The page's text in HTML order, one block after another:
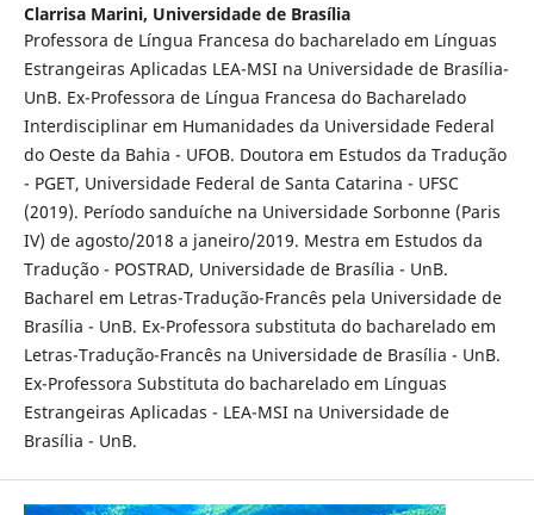
Clarrisa Marini, Universidade de Brasília
Professora de Língua Francesa do bacharelado em Línguas
Estrangeiras Aplicadas LEA-MSI na Universidade de Brasília-
UnB. Ex-Professora de Língua Francesa do Bacharelado
Interdisciplinar em Humanidades da Universidade Federal
do Oeste da Bahia - UFOB. Doutora em Estudos da Tradução
- PGET, Universidade Federal de Santa Catarina - UFSC
(2019). Período sanduíche na Universidade Sorbonne (Paris
IV) de agosto/2018 a janeiro/2019. Mestra em Estudos da
Tradução - POSTRAD, Universidade de Brasília - UnB.
Bacharel em Letras-Tradução-Francês pela Universidade de
Brasília - UnB. Ex-Professora substituta do bacharelado em
Letras-Tradução-Francês na Universidade de Brasília - UnB.
Ex-Professora Substituta do bacharelado em Línguas
Estrangeiras Aplicadas - LEA-MSI na Universidade de
Brasília - UnB.